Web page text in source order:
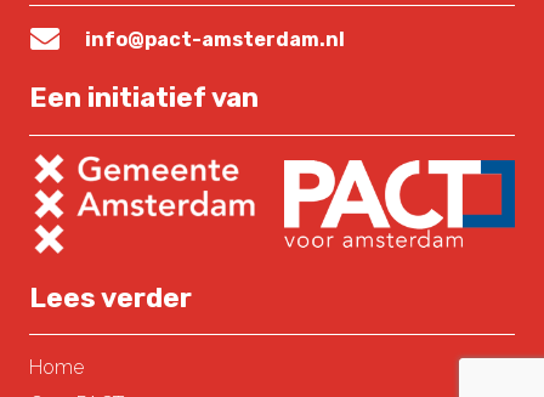
info@pact-amsterdam.nl
Een initiatief van
Lees verder
Home